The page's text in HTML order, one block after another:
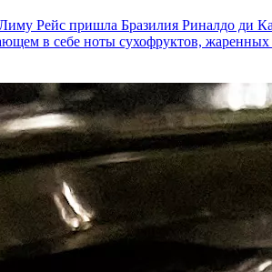
Рейс пришла Бразилия Риналдо ди
в себе ноты сухофруктов,